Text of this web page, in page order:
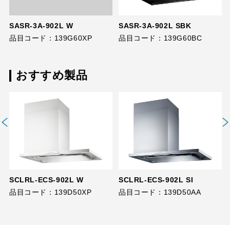
SASR-3A-902L W
品目コード：139G60XP
SASR-3A-902L SBK
品目コード：139G60BC
おすすめ製品
SCLRL-ECS-902L W
品目コード：139D50XP
SCLRL-ECS-902L SI
品目コード：139D50AA